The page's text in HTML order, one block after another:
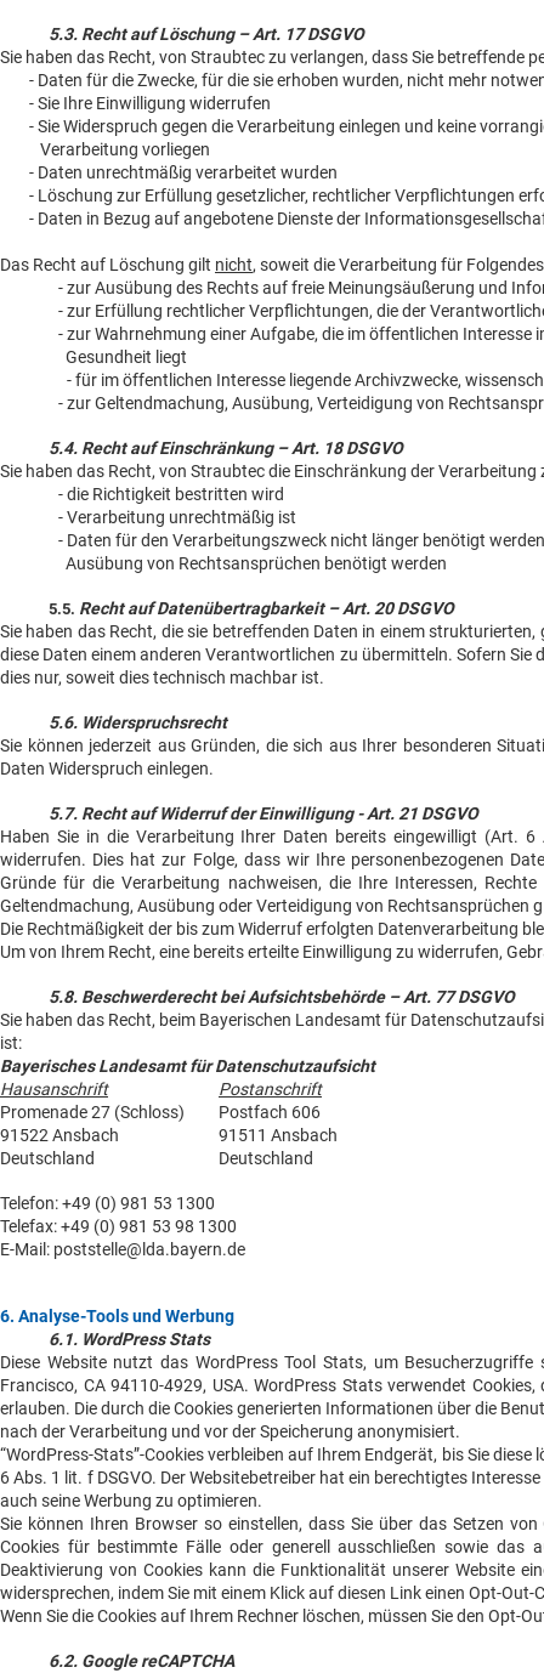
5.3. Recht auf Löschung – Art. 17 DSGVO
Sie haben das Recht, von Straubtec zu verlangen, dass Sie betreffende
- Daten für die Zwecke, für die sie erhoben wurden, nicht mehr
- Sie Ihre Einwilligung widerrufen
- Sie Widerspruch gegen die Verarbeitung einlegen und keine
Verarbeitung vorliegen
- Daten unrechtmäßig verarbeitet wurden
- Löschung zur Erfüllung gesetzlicher, rechtlicher Verpflichtungen
- Daten in Bezug auf angebotene Dienste der
Das Recht auf Löschung gilt nicht, soweit die Verarbeitung für
- zur Ausübung des Rechts auf freie Meinungsäußerung und
- zur Erfüllung rechtlicher Verpflichtungen, die der
- zur Wahrnehmung einer Aufgabe, die im öffentlichen
Gesundheit liegt
- für im öffentlichen Interesse liegende Archivzwecke,
- zur Geltendmachung, Ausübung, Verteidigung von
5.4. Recht auf Einschränkung – Art. 18 DSGVO
Sie haben das Recht, von Straubtec die Einschränkung der Verarbeitung
- die Richtigkeit bestritten wird
- Verarbeitung unrechtmäßig ist
- Daten für den Verarbeitungszweck nicht länger benötigt werden,
Ausübung von Rechtsansprüchen benötigt werden
5.5. Recht auf Datenübertragbarkeit – Art. 20 DSGVO
Sie haben das Recht, die sie betreffenden Daten in einem
diese Daten einem anderen Verantwortlichen zu übermitteln. Sofern
dies nur, soweit dies technisch machbar ist.
5.6. Widerspruchsrecht
Sie können jederzeit aus Gründen, die sich aus Ihrer besonderen
Daten Widerspruch einlegen.
5.7. Recht auf Widerruf der Einwilligung - Art. 21 DSGVO
Haben Sie in die Verarbeitung Ihrer Daten bereits eingewilligt (Art.
widerrufen. Dies hat zur Folge, dass wir Ihre personenbezogenen
Gründe für die Verarbeitung nachweisen, die Ihre Interessen,
Geltendmachung, Ausübung oder Verteidigung von Rechtsansprüchen
Die Rechtmäßigkeit der bis zum Widerruf erfolgten Datenverarbeitung
Um von Ihrem Recht, eine bereits erteilte Einwilligung zu widerrufen,
5.8. Beschwerderecht bei Aufsichtsbehörde – Art. 77 DSGVO
Sie haben das Recht, beim Bayerischen Landesamt für
ist:
Bayerisches Landesamt für Datenschutzaufsicht
Hausanschrift
Postanschrift
Promenade 27 (Schloss)
Postfach 606
91522 Ansbach
91511 Ansbach
Deutschland
Deutschland
Telefon: +49 (0) 981 53 1300
Telefax: +49 (0) 981 53 98 1300
E-Mail: poststelle@lda.bayern.de
6. Analyse-Tools und Werbung
6.1. WordPress Stats
Diese Website nutzt das WordPress Tool Stats, um
Francisco, CA 94110-4929, USA. WordPress Stats verwendet
erlauben. Die durch die Cookies generierten Informationen über die
nach der Verarbeitung und vor der Speicherung anonymisiert.
“WordPress-Stats”-Cookies verbleiben auf Ihrem Endgerät, bis Sie
6 Abs. 1 lit. f DSGVO. Der Websitebetreiber hat ein berechtigtes
auch seine Werbung zu optimieren.
Sie können Ihren Browser so einstellen, dass Sie über das Setzen
Cookies für bestimmte Fälle oder generell ausschließen sowie das
Deaktivierung von Cookies kann die Funktionalität unserer Website
widersprechen, indem Sie mit einem Klick auf diesen Link einen Opt-
Wenn Sie die Cookies auf Ihrem Rechner löschen, müssen Sie den Opt-
6.2. Google reCAPTCHA